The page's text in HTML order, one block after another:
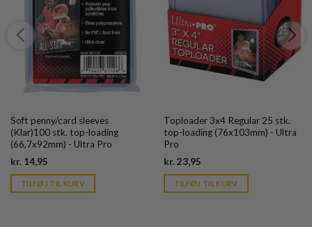
Soft penny/card sleeves
(Klar)100 stk. top-loading
(66,7x92mm) - Ultra Pro
kr. 14,95
is:
kr. 39,95.
TILFØJ TIL KURV
Toploader 3x4 Regular 25 stk.
top-loading (76x103mm) - Ultra
Pro
kr.23,95Current
is:
kr. 39,95.
TILFØJ TIL KURV